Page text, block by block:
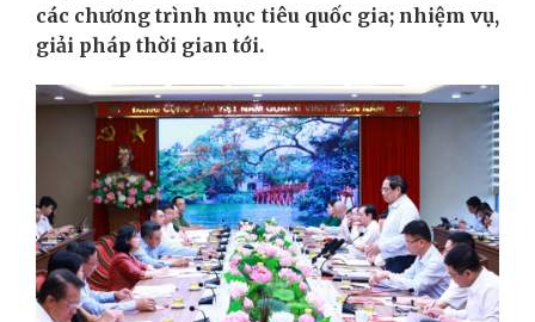
các chương trình mục tiêu quốc gia; nhiệm vụ,
giải pháp thời gian tới.